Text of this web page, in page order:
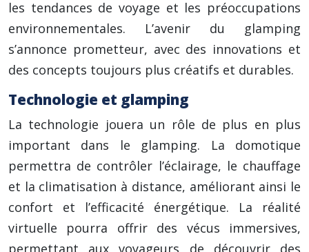
les tendances de voyage et les préoccupations
environnementales. L’avenir du glamping
s’annonce prometteur, avec des innovations et
des concepts toujours plus créatifs et durables.
Technologie et glamping
La technologie jouera un rôle de plus en plus
important dans le glamping. La domotique
permettra de contrôler l’éclairage, le chauffage
et la climatisation à distance, améliorant ainsi le
confort et l’efficacité énergétique. La réalité
virtuelle pourra offrir des vécus immersives,
permettant aux voyageurs de découvrir des